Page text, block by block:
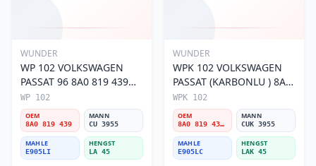
WUNDER
WP 102 VOLKSWAGEN
PASSAT 96 8A0 819 439
Polen Filtresi
WP 102
OEM
8A0 819 439
MANN
CU 3955
MAHLE
E905LI
HENGST
LA 45
WUNDER
WPK 102 VOLKSWAGEN
PASSAT (KARBONLU ) 8A0
819 439B Polen Filtresi
WPK 102
OEM
8A0 819 439B
MANN
CUK 3955
MAHLE
E905LC
HENGST
LAK 45